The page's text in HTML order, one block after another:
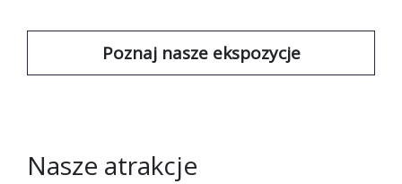
Poznaj nasze ekspozycje
Nasze atrakcje